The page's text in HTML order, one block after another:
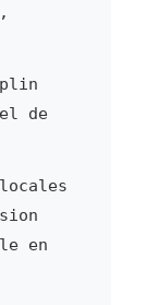
de
en